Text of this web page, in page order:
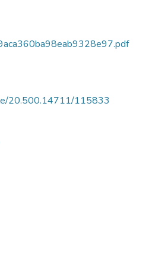
20.500.14711/115833